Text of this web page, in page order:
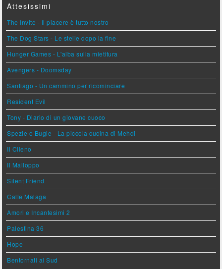
Attesissimi
The Invite - Il piacere è tutto nostro
The Dog Stars - Le stelle dopo la fine
Hunger Games - L'alba sulla mietitura
Avengers - Doomsday
Santiago - Un cammino per ricominciare
Resident Evil
Tony - Diario di un giovane cuoco
Spezie e Bugie - La piccola cucina di Mehdi
Il Cileno
Il Malloppo
Silent Friend
Calle Malaga
Amori e Incantesimi 2
Palestina 36
Hope
Bentornati al Sud